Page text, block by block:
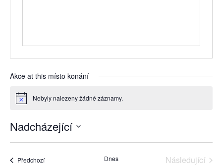
Akce at this místo konání
Notice Nebyly nalezeny žádné záznamy.
Nadcházející
PředchozíAkce Dnes
Následující